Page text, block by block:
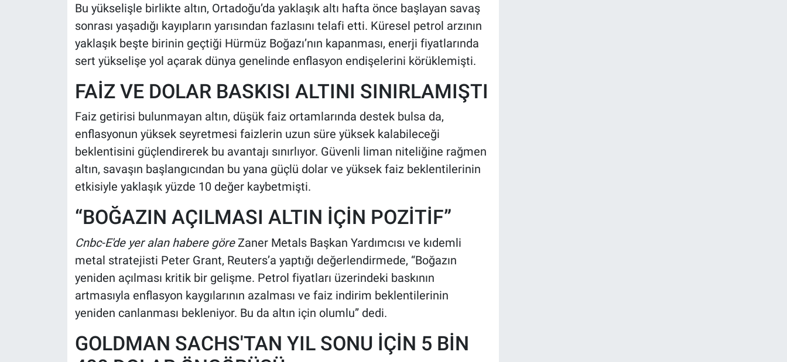
Bu yükselişle birlikte altın, Ortadoğu’da yaklaşık altı hafta önce başlayan savaş
sonrası yaşadığı kayıpların yarısından fazlasını telafi etti. Küresel petrol arzının
yaklaşık beşte birinin geçtiği Hürmüz Boğazı’nın kapanması, enerji fiyatlarında
sert yükselişe yol açarak dünya genelinde enflasyon endişelerini körüklemişti.
FAİZ VE DOLAR BASKISI ALTINI SINIRLAMIŞTI
Faiz getirisi bulunmayan altın, düşük faiz ortamlarında destek bulsa da,
enflasyonun yüksek seyretmesi faizlerin uzun süre yüksek kalabileceği
beklentisini güçlendirerek bu avantajı sınırlıyor. Güvenli liman niteliğine rağmen
altın, savaşın başlangıcından bu yana güçlü dolar ve yüksek faiz beklentilerinin
etkisiyle yaklaşık yüzde 10 değer kaybetmişti.
“BOĞAZIN AÇILMASI ALTIN İÇİN POZİTİF”
Cnbc-E'de yer alan habere göreZaner Metals Başkan Yardımcısı ve kıdemli
metal stratejisti Peter Grant, Reuters’a yaptığı değerlendirmede, “Boğazın
yeniden açılması kritik bir gelişme. Petrol fiyatları üzerindeki baskının
artmasıyla enflasyon kaygılarının azalması ve faiz indirim beklentilerinin
yeniden canlanması bekleniyor. Bu da altın için olumlu” dedi.
GOLDMAN SACHS'TAN YIL SONU İÇİN 5 BİN